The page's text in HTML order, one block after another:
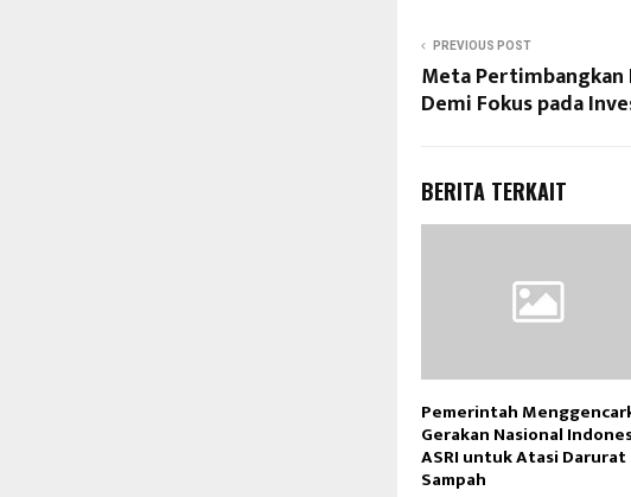
PREVIOUS POST
Meta Pertimbangkan
Demi Fokus pada
BERITA TERKAIT
Pemerintah
Gerakan Nasional
ASRI untuk Atasi Darurat
Sampah